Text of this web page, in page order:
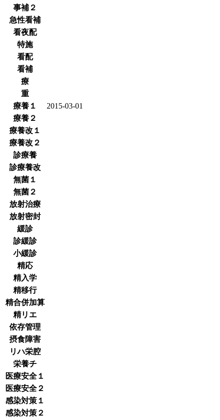
事補２
急性看補
看夜配
特施
看配
看補
療
重
療養１
2015-03-01
療養２
療養改１
療養改２
診療養
診療養改
無菌１
無菌２
放射治療
放射密封
緩診
診緩診
小緩診
精応
精入学
精移行
精合併加算
精リエ
依存管理
摂食障害
リハ栄腔
栄養チ
医療安全１
医療安全２
感染対策１
感染対策２